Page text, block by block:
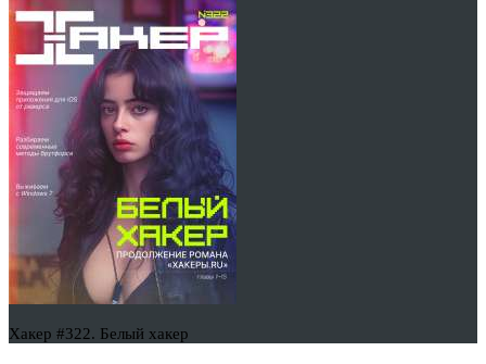
Хакер #322. Белый хакер